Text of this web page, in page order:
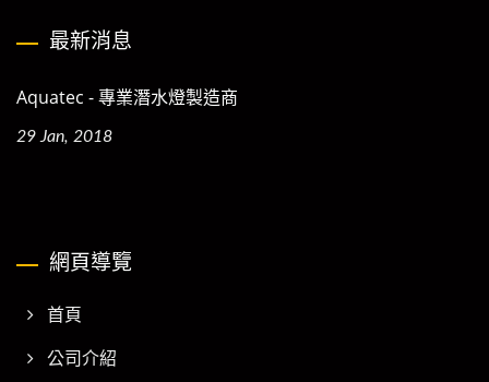
最新消息
Aquatec - 專業潛水燈製造商
29 Jan, 2018
網頁導覽
首頁
公司介紹